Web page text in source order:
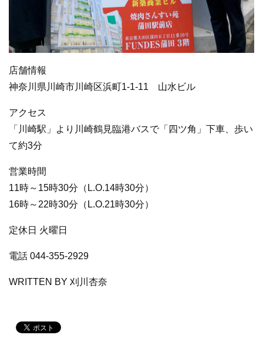
店舗情報
神奈川県川崎市川崎区浜町1-1-11 山水ビル
アクセス
「川崎駅」より川崎鶴見臨港バスで「四ツ角」下車、歩い
て約3分
営業時間
11時～15時30分（L.O.14時30分）
16時～22時30分（L.O.21時30分）
定休日 火曜日
電話 044-355-2929
WRITTEN BY 刈川杏奈